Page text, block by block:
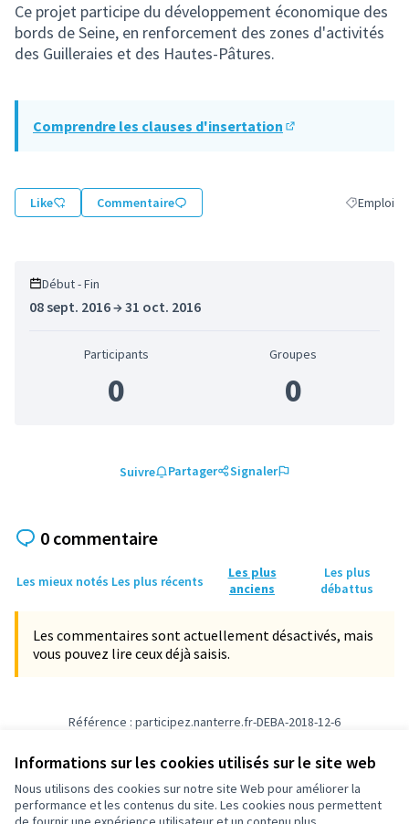
Informations sur les cookies utilisés sur le site web
Nous utilisons des cookies sur notre site Web pour améliorer la
performance et les contenus du site. Les cookies nous permettent
Ce projet participe du développement économique des
bords de Seine, en renforcement des zones d'activités
des Guilleraies et des Hautes-Pâtures.
Comprendre les clauses d'insertation
Like Commentaire Filtrer les
Emploi
Début - Fin
08 sept. 2016 → 31 oct. 2016
Participants
0
Groupes
0
Suivre Partager Signaler
0 commentaire
Les mieux notés Les plus récents
Les plus
anciens
Les plus
débattus
Les commentaires sont actuellement désactivés, mais
vous pouvez lire ceux déjà saisis.
Référence : participez.nanterre.fr-DEBA-2018-12-6
Conditions d'utilisation
Paramètres des cookies